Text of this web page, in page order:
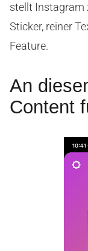
stellt Instagram
Sticker, reiner
Feature.
An
Content